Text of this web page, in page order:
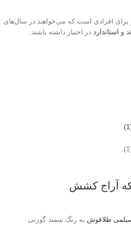
برای افرادی است که می‌خواهند در سال‌های
و استاندارد در اختیار داشته باشند.
آراج کشش
طلاقوش به رنگ سمند گوزنی